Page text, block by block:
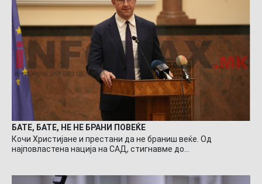
БАТЕ, БАТЕ, НЕ НЕ БРАНИ ПОВЕЌЕ
Кочи Христијане и престани да не браниш веќе. Од
најповластена нација на САД, стигнавме до…